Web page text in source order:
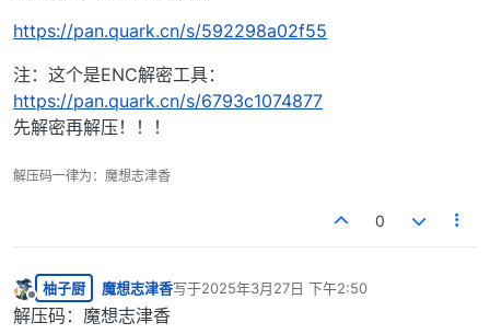
https://pan.quark.cn/s/592298a02f55
注：这个是ENC解密工具：
https://pan.quark.cn/s/6793c1074877
先解密再解压！！！
解压码一律为：魔想志津香
0
离线
柚子厨 魔想志津香写于2025年3月27日 下午2:50
最后由 编辑
解压码：魔想志津香